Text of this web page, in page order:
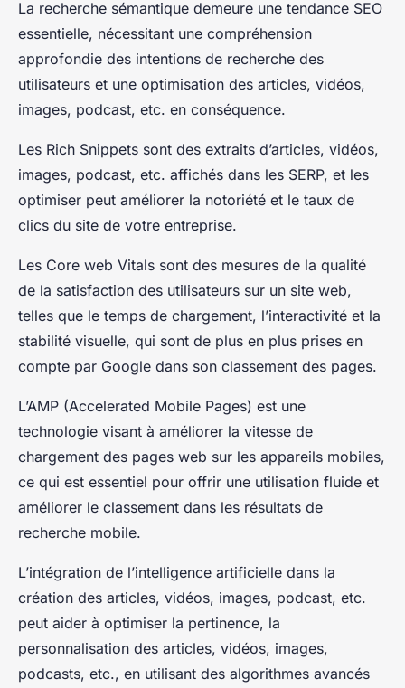
La recherche sémantique demeure une tendance SEO
essentielle, nécessitant une compréhension
approfondie des intentions de recherche des
utilisateurs et une optimisation des articles, vidéos,
images, podcast, etc. en conséquence.
Les Rich Snippets sont des extraits d’articles, vidéos,
images, podcast, etc. affichés dans les SERP, et les
optimiser peut améliorer la notoriété et le taux de
clics du site de votre entreprise.
Les Core web Vitals sont des mesures de la qualité
de la satisfaction des utilisateurs sur un site web,
telles que le temps de chargement, l’interactivité et la
stabilité visuelle, qui sont de plus en plus prises en
compte par Google dans son classement des pages.
L’AMP (Accelerated Mobile Pages) est une
technologie visant à améliorer la vitesse de
chargement des pages web sur les appareils mobiles,
ce qui est essentiel pour offrir une utilisation fluide et
améliorer le classement dans les résultats de
recherche mobile.
L’intégration de l’intelligence artificielle dans la
création des articles, vidéos, images, podcast, etc.
peut aider à optimiser la pertinence, la
personnalisation des articles, vidéos, images,
podcasts, etc., en utilisant des algorithmes avancés